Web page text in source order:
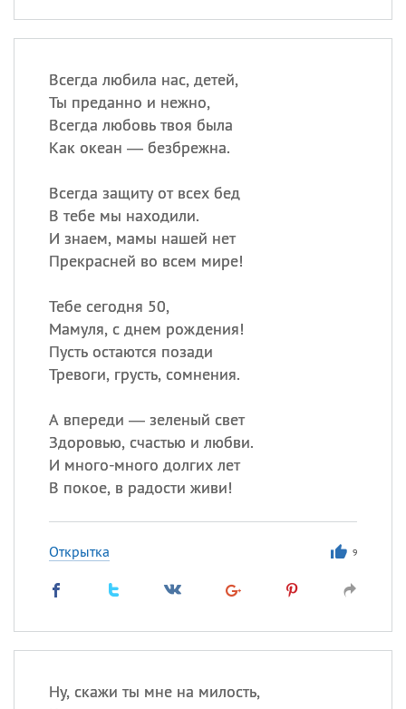
Всегда любила нас, детей,
Ты преданно и нежно,
Всегда любовь твоя была
Как океан — безбрежна.
Всегда защиту от всех бед
В тебе мы находили.
И знаем, мамы нашей нет
Прекрасней во всем мире!
Тебе сегодня 50,
Мамуля, с днем рождения!
Пусть остаются позади
Тревоги, грусть, сомнения.
А впереди — зеленый свет
Здоровью, счастью и любви.
И много-много долгих лет
В покое, в радости живи!
Открытка 9
Ну, скажи ты мне на милость,